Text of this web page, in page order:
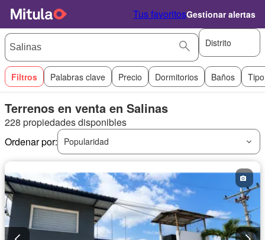
Tus favoritosGestionar alertas
Distrito
Filtros Palabras clave Precio Dormitorios Baños
Terrenos en venta en Salinas
228 propiedades disponibles
Ordenar por:
Popularidad